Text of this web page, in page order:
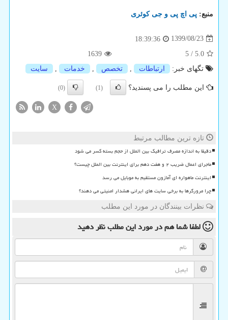
منبع: پی اچ پی و جی كوئری
1399/08/23
18:39:36
5.0
/
5
1639
تگهای خبر:
ارتباطات , تخصص , خدمات , سایت
این مطلب را می پسندید؟ (1)
(0)
X
تازه ترین مطالب مرتبط
دقیقا به اندازه مصرف ترافیک بین الملل از حجم بسته کسر می شود
ماجرای اعمال ضریب ۲ و هفت دهم برای اینترنت بین الملل چیست؟
اینترنت ماهواره ای آمازون مستقیم به موبایل می رسد
چرا مرورگرها به برخی سایت های ایرانی هشدار امنیتی می دهند؟
نظرات بینندگان در مورد این مطلب
لطفا شما همدر مورد این مطلبنظر دهید